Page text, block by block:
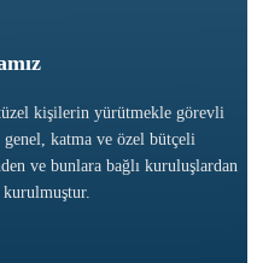
kişilerin yürütmekle görevli
katma ve özel bütçeli
ve bunlara bağlı kuruluşlardan
kurulmuştur.